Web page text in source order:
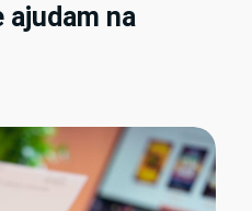
ajudam na